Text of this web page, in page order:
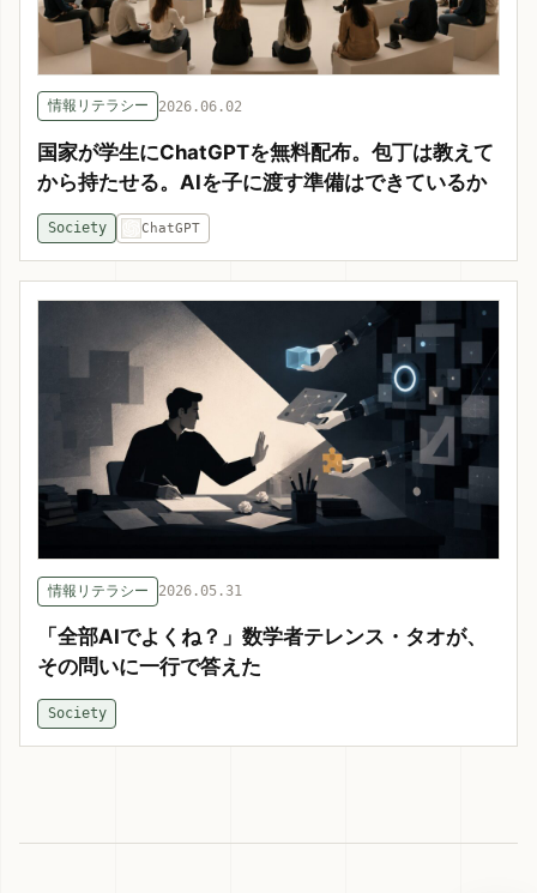
情報リテラシー 2026.06.02
国家が学生にChatGPTを無料配布。包丁は教えて
から持たせる。AIを子に渡す準備はできているか
Society ChatGPT
情報リテラシー 2026.05.31
「全部AIでよくね？」数学者テレンス・タオが、
その問いに一行で答えた
Society